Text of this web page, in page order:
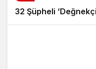
32 Şüpheli